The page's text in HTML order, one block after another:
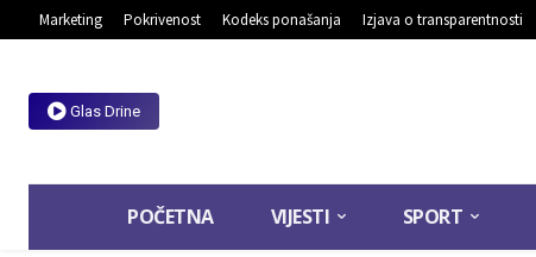
Marketing Pokrivenost Kodeks ponašanja Izjava o transparentnosti
Glas Drine
POČETNA VIJESTI SPORT